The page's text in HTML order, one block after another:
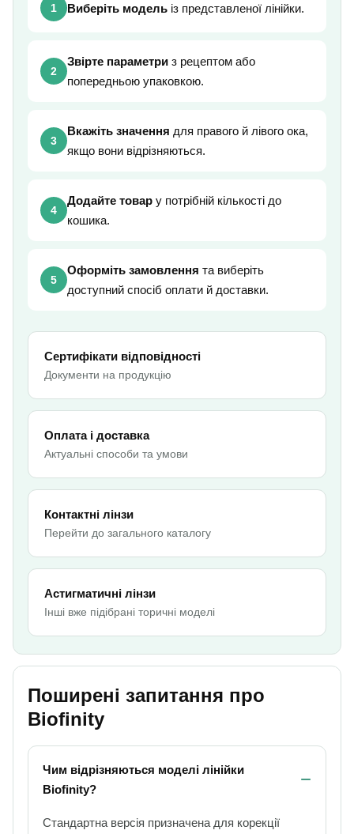
1 Виберіть модель із представленої лінійки.
2
Звірте параметри з рецептом або
попередньою упаковкою.
3
Вкажіть значення для правого й лівого ока,
якщо вони відрізняються.
4
Додайте товар у потрібній кількості до
кошика.
5
Оформіть замовлення та виберіть
доступний спосіб оплати й доставки.
Сертифікати відповідності
Документи на продукцію
Оплата і доставка
Актуальні способи та умови
Контактні лінзи
Перейти до загального каталогу
Астигматичні лінзи
Інші вже підібрані торичні моделі
Поширені запитання про
Biofinity
Чим відрізняються моделі лінійки
Biofinity?
Стандартна версія призначена для корекції